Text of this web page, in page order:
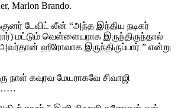
Marlon Brando.
டேவிட் லீன் “அந்த இந்திய நடிகர்
மட்டும் வெள்ளையராக இருந்திருந்தால்
ஹீரோவாக இருந்திருப்பார் ” என்று
நாள் கவுரவ மேயராகவே சிவாஜி
……